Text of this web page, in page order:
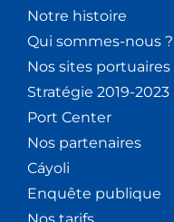
Notre histoire
Qui sommes-nous ?
Nos sites portuaires
Stratégie 2019-2023
Port Center
Nos partenaires
Cáyoli
Enquête publique
Nos tarifs